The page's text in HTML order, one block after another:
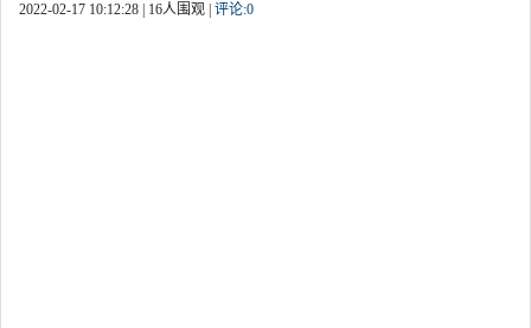
2022-02-17 10:12:28 | 16人围观 | 评论:0